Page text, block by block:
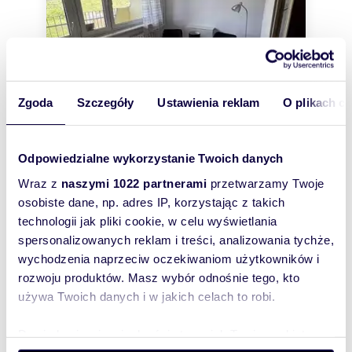
Zgoda Szczegóły Ustawienia reklam O plikach
Odpowiedzialne wykorzystanie Twoich danych
Wraz z naszymi 1022 partnerami przetwarzamy Twoje
osobiste dane, np. adres IP, korzystając z takich
technologii jak pliki cookie, w celu wyświetlania
spersonalizowanych reklam i treści, analizowania tychże,
wychodzenia naprzeciw oczekiwaniom użytkowników i
rozwoju produktów. Masz wybór odnośnie tego, kto
używa Twoich danych i w jakich celach to robi.
35,50m 2 48zł/m 2
Wynajmę przestronne 2-pokojowe
mieszkanie z balkonem w Wrzeszczu
1 700 zł/mc
mieszkanie Gdańsk, Wrzeszcz, Trawki
Mieszkanie o powierzchni 35,5 m2 znajduje się na
2 piętrze budynku przy ul. Trawki 17 - Gdańsk
Wrzeszcz. Składa się z dwóch niez...